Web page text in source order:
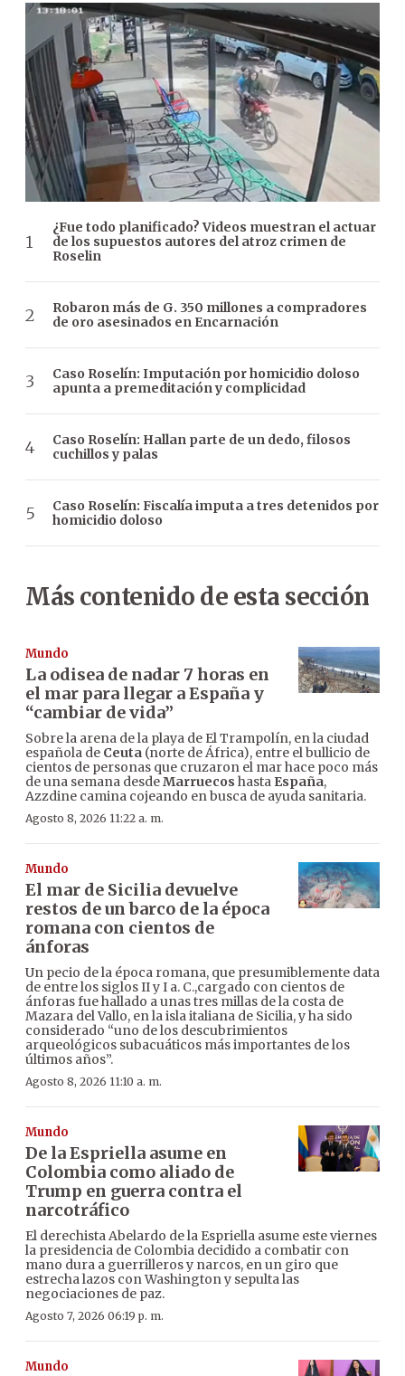
¿Fue todo planificado? Videos muestran el actuar
de los supuestos autores del atroz crimen de
Roselin
Robaron más de G. 350 millones a compradores
de oro asesinados en Encarnación
Caso Roselín: Imputación por homicidio doloso
apunta a premeditación y complicidad
Caso Roselín: Hallan parte de un dedo, filosos
cuchillos y palas
Caso Roselín: Fiscalía imputa a tres detenidos por
homicidio doloso
Más contenido de esta sección
Mundo
La odisea de nadar 7 horas en
el mar para llegar a España y
“cambiar de vida”
Sobre la arena de la playa de El Trampolín, en la ciudad
española de Ceuta (norte de África), entre el bullicio de
cientos de personas que cruzaron el mar hace poco más
de una semana desdeMarruecos hasta España,
Azzdine camina cojeando en busca de ayuda sanitaria.
Agosto 8, 2026 11:22 a. m.
Mundo
El mar de Sicilia devuelve
restos de un barco de la época
romana con cientos de
ánforas
Un pecio de la época romana, que presumiblemente data
de entre los siglos II y I a. C.,cargado con cientos de
ánforas fue hallado a unas tres millas de la costa de
Mazara del Vallo, en la isla italiana de Sicilia, y ha sido
considerado “uno de los descubrimientos
arqueológicos subacuáticos más importantes de los
últimos años”.
Agosto 8, 2026 11:10 a. m.
Mundo
De la Espriella asume en
Colombia como aliado de
Trump en guerra contra el
narcotráfico
El derechista Abelardo de la Espriella asume este viernes
la presidencia de Colombia decidido a combatir con
mano dura a guerrilleros y narcos, en un giro que
estrecha lazos con Washington y sepulta las
negociaciones de paz.
Agosto 7, 2026 06:19 p. m.
Mundo